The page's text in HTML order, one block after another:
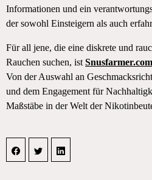
Informationen und ein
der sowohl Einsteigern als auch
Für all jene, die eine diskrete und
Rauchen suchen, ist Snusfarmer.com
Von der Auswahl an
und dem Engagement für
Maßstäbe in der Welt der